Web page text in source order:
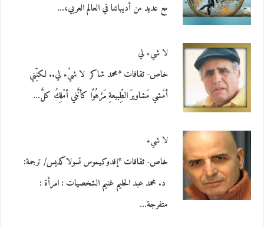
مع عديد من أديباتنا في العالم العربي،…
لا شيء لي
خاص- ثقافات *محمد شاكر لا شيْء لي.. لكنِّني
أمْشي مَشاويرَ الطِّبيعةِ مَزْهُوًا كأنَّني أمْلِكُ كلَّ…
لا شيء
خاص- ثقافات *إفدوكيموس تسولاكديس/ ترجمة:
د. محمد عبد الحليم غنيم الشخصيات : امرأة :
متفرجة…